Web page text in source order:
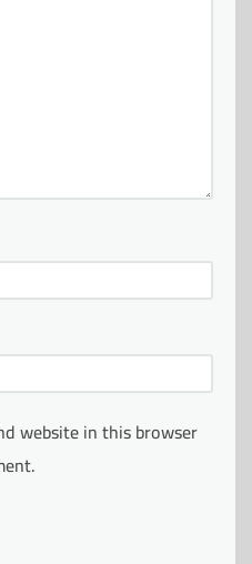
website in this browser